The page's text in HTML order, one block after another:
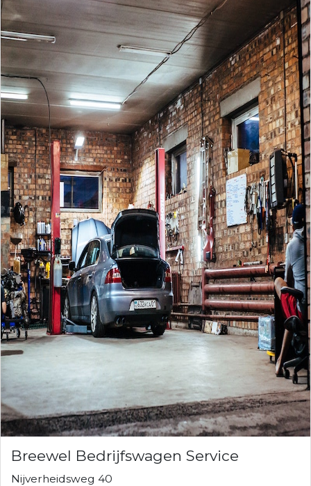
Breewel Bedrijfswagen Service
Nijverheidsweg 40